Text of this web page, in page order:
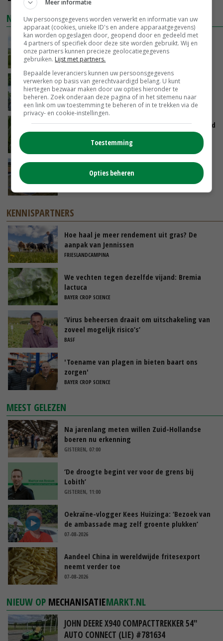
NIEUWSTE VIDEO'S
POAH!: John Deere 7730
GISTEREN, 10:00
Oekraïne-vlogger Kees Huizinga: ‘Bezoek van
de ambassade mag zelf groente plukken’
07-08-2026
Limburgse mais van Frijns doet het verrassend
goed
Droogte veroorzaakt steeds meer problemen:
‘Bassin afgelopen week al leeg’
KENNISPARTNERS
Hoe haal je meer rendement uit gras? De
aanpak van Jennissen
FRIESLANDCAMPINA
We vechten tegen dezelfde vijand: Bremia
lactuca
BAYER CROP SCIENCE
‘Virus beheersen draait om uitschakeling van
zoveel mogelijk risico’s’
BASF
'Toename van plagen in bieten baart ons
zorgen'
BAYER CROP SCIENCE
MEEST GELEZEN
Na jarenlang meten willen Zuid-Hollandse
boeren nu erkenning
GISTEREN, 07:00
‘De droogte begint ver voor de grens bij
Lobith’
GISTEREN, 11:00
Oekraïne-vlogger Kees Huizinga: ‘Bezoek van
de ambassade mag zelf groente plukken’
07-08-2026
Aandeel China in wereldwijde fritesexport
neemt verder toe
07-08-2026
NIEUW OP MECHANISATIEMARKT.NL
JOHN DEERE X940 COMPACTTREKKER 54"
AUTO CONNECT (LIE) #781634
Meer informatie
Uw persoonsgegevens worden verwerkt en informatie van uw
apparaat (cookies, unieke ID's en andere apparaatgegevens)
kan worden opgeslagen door, geopend door en gedeeld met
4 partners of specifiek door deze site worden gebruikt. Wij en
onze partners kunnen precieze geolocatiegegevens
gebruiken. Lijst met partners.
Bepaalde leveranciers kunnen uw persoonsgegevens
verwerken op basis van gerechtvaardigd belang. U kunt
hiertegen bezwaar maken door uw opties hieronder te
beheren. Zoek onderaan deze pagina of in het sitemenu naar
een link om uw toestemming te beheren of in te trekken via de
privacy- en cookie-instellingen.
Toestemming
Opties beheren